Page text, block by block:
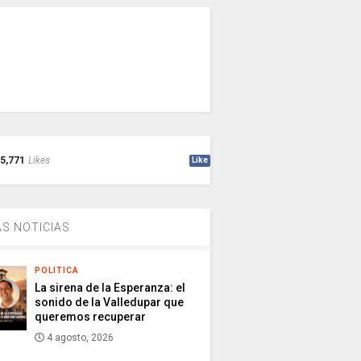
5,771 Likes Like
NOTICIAS
POLITICA
La sirena de la Esperanza: el
sonido de la Valledupar que
queremos recuperar
4 agosto, 2026